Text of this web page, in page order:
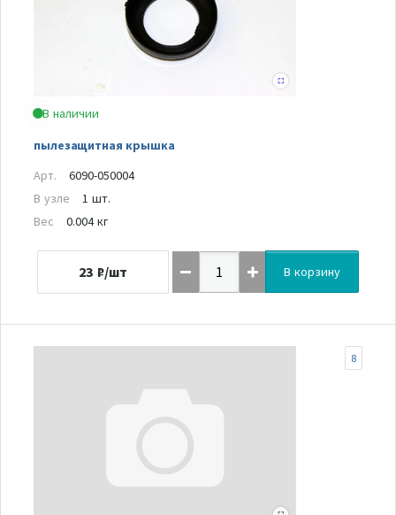
В наличии
пылезащитная крышка
Арт.
6090-050004
В узле
1 шт.
Вес
0.004 кг
23 ₽/шт В корзину
8